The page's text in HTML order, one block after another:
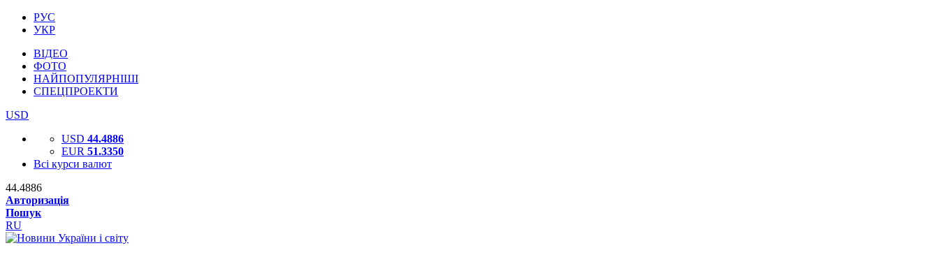
РУС
УКР
ВІДЕО
ФОТО
НАЙПОПУЛЯРНІШІ
СПЕЦПРОЕКТИ
USD
USD 44.4886
EUR 51.3350
Всі курси валют
44.4886
Авторизація
Пошук
RU